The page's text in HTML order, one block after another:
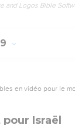
and Logos Bible
en vidéo pour le
Israël